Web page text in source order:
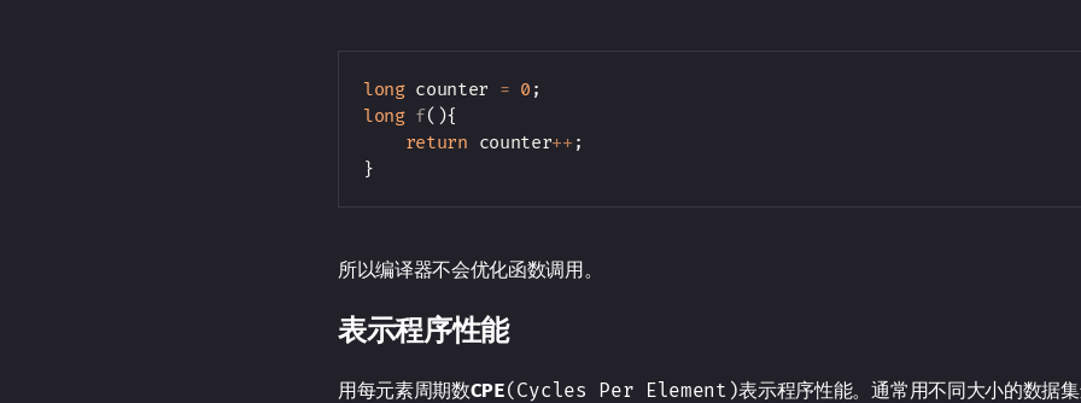
long counter = 0 ;
long f( ){
return counter++ ;
}
所以编译器不会优化函数调用。
表示程序性能
用每元素周期数CPE(Cycles Per Element)表示程序性能。通常用不同大小的数据集